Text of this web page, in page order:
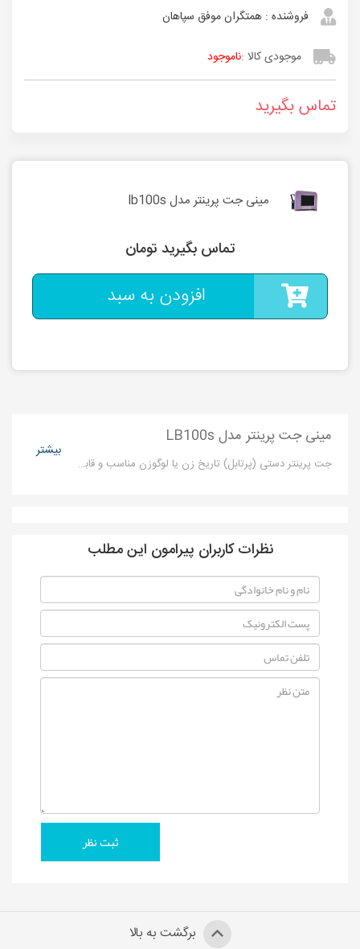
فروشنده : همتگران موفق سپاهان
موجودی کالا :ناموجود
تماس بگیرید
مینی جت پرینتر مدل lb100s
تماس بگیرید تومان
افزودن به سبد
مینی جت پرینتر مدل LB100s
جت پرینتر دستی (پرتابل) تاریخ زن یا لوگوزن مناسب و قابل استفاده برای صنایعی که امکان کار با نمونه های اتوماتیک وجود نداشته باشد یا تیراژ کار کم باشد.
بیشتر
نظرات کاربران پیرامون این مطلب
برگشت به بالا